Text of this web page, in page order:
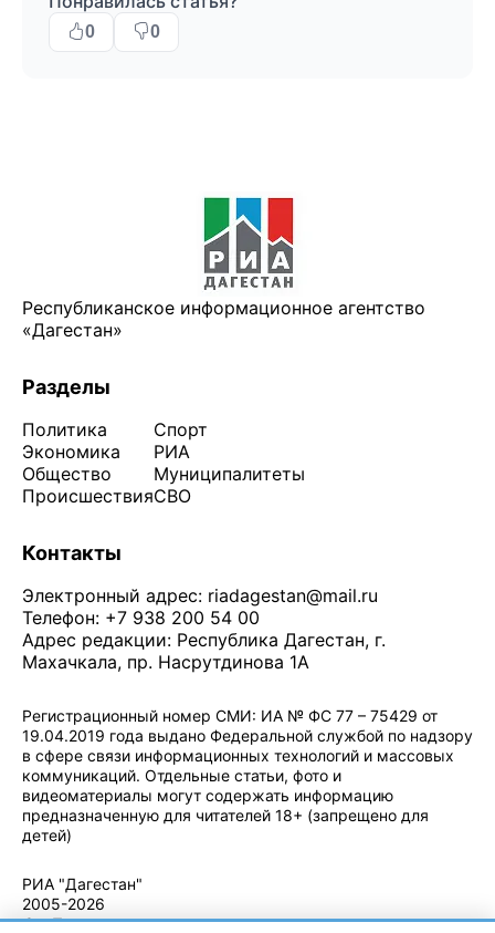
0 0
Республиканское информационное агентство
«Дагестан»
Разделы
Политика
Экономика
Общество
Происшествия
Спорт
РИА
Муниципалитеты
СВО
Контакты
Электронный адрес: riadagestan@mail.ru
Телефон: +7 938 200 54 00
Адрес редакции: Республика Дагестан, г.
Махачкала, пр. Насрутдинова 1А
Регистрационный номер СМИ: ИА № ФС 77 – 75429 от
19.04.2019 года выдано Федеральной службой по надзору
в сфере связи информационных технологий и массовых
коммуникаций. Отдельные статьи, фото и
видеоматериалы могут содержать информацию
предназначенную для читателей 18+ (запрещено для
детей)
РИА "Дагестан"
2005-2026
© - Правила